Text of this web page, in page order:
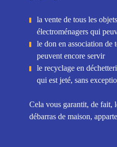
la vente de tous les
électroménagers qui
le don en association de
peuvent encore servir
le recyclage en
qui est jeté, sans
Cela vous garantit, de fait,
débarras de maison,